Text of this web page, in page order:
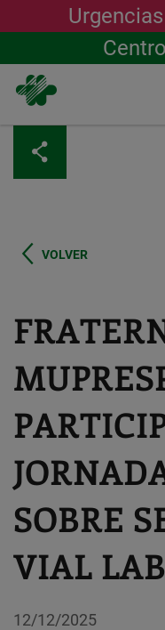
contenido
principal
VOLVER
SOBRE
VIAL
12/12/2025